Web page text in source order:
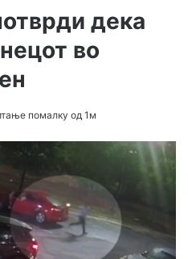
дека
во
помалку од 1м